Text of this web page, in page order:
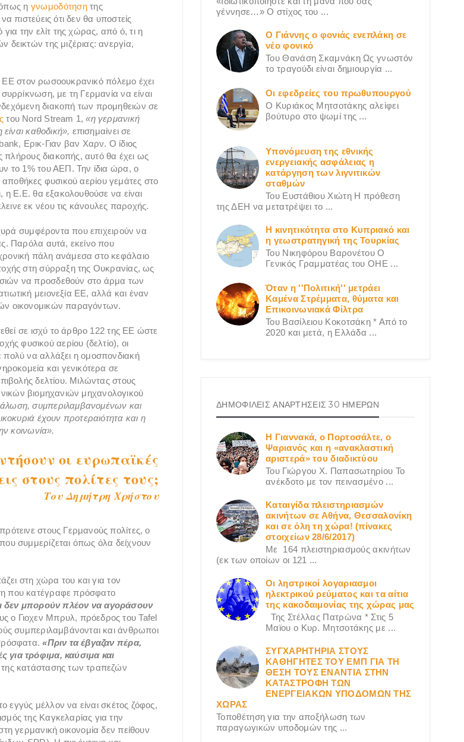
η γνωμοδότηση της
πιστεύεις ότι δεν θα υποστείς
την ελίτ της χώρας, από ό, τι η
της μιζέριας: ανεργία,
ΕΕ στον ρωσοουκρανικό πόλεμο έχει
με τη Γερμανία να είναι
διακοπή των προμηθειών σε
του Nord Stream 1,«η γερμανική
καθοδική», επισημαίνει σε
Ερικ-Γιαν βαν Χαρν. O ίδιος
πλήρους διακοπής, αυτό θα έχει ως
το 1% του ΑΕΠ. Την ίδια ώρα, ο
αποθήκες φυσικού αερίου γεμάτες στο
η Ε.Ε. θα εξακολουθούσε να είναι
εκ νέου τις κάνουλες παροχής.
συμφέροντα που επιχειρούν να
Παρόλα αυτά, εκείνο που
πάλη ανάμεσα στο κεφάλαιο
στη σύρραξη της Ουκρανίας, ως
να προσδεθούν στο άρμα των
μειονεξία ΕΕ, αλλά και έναν
οικονομικών παραγόντων.
σε ισχύ το άρθρο 122 της ΕΕ ώστε
φυσικού αερίου (δελτίο), οι
πολύ να αλλάξει η ομοσπονδιακή
και γενικότερα σε
δελτίου. Μιλώντας στους
βιομηχανιών μηχανολογικού
συμπεριλαμβανομένων και
έχουν προτεραιότητα και η
κοινωνία».
οι ευρωπαϊκές
στους πολίτες τους;
Του Δημήτρη Χρήστου
στους Γερμανούς πολίτες, ο
συμμερίζεται όπως όλα δείχνουν
στη χώρα του και για τον
που κατέγραφε πρόσφατο
δεν μπορούν πλέον να αγοράσουν
ο Γιοχεν Μπρυλ, πρόεδρος του Tafel
συμπεριλαμβάνονται και άνθρωποι
«Πριν τα έβγαζαν πέρα,
για τρόφιμα, καύσιμα και
κατάστασης των τραπεζών
εγγύς μέλλον να είναι σκέτος ζόφος,
της Καγκελαρίας για την
γερμανική οικονομία δεν πείθουν
γέννησε…» Ο στίχος του ...
Ο Γιάννης ο φονιάς ενεπλάκη σε
νέο φονικό
Του Θανάση Σκαμνάκη Ως γνωστόν
το τραγούδι είναι δημιουργία ...
Οι εφεδρείες του πρωθυπουργού
Ο Κυριάκος Μητσοτάκης αλείφει
βούτυρο στο ψωμί της ...
Υπονόμευση της εθνικής
ενεργειακής ασφάλειας η
κατάργηση των λιγνιτικών
σταθμών
Του Ευστάθιου Χιώτη Η πρόθεση
της ΔΕΗ να μετατρέψει το ...
Η κινητικότητα στο Κυπριακό και
η γεωστρατηγική της Τουρκίας
Του Νικηφόρου Βαρονέτου Ο
Γενικός Γραμματέας του ΟΗΕ ...
Όταν η ''Πολιτική'' μετράει
Καμένα Στρέμματα, θύματα και
Επικοινωνιακά Φίλτρα
Του Βασίλειου Κοκοτσάκη * Από το
2020 και μετά, η Ελλάδα ...
ΔΗΜΟΦΙΛΕΙΣ ΑΝΑΡΤΗΣΕΙΣ 30 ΗΜΕΡΩΝ
Η Γιαννακά, ο Πορτοσάλτε, ο
Ψαριανός και η «ανακλαστική
αριστερά» του διαδικτύου
Του Γιώργου X. Παπασωτηρίου Το
ανέκδοτο με τον πεινασμένο ...
Καταιγίδα πλειστηριασμών
ακινήτων σε Αθήνα, Θεσσαλονίκη
και σε όλη τη χώρα! (πίνακες
στοιχείων 28/6/2017)
Με 164 πλειστηριασμούς ακινήτων
(εκ των οποίων οι 121 ...
Οι ληστρικοί λογαριασμοι
ηλεκτρικού ρεύματος και τα αίτια
της κακοδαιμονίας της χώρας μας
Της Στέλλας Πατρώνα * Στις 5
Μαϊου ο Κυρ. Μητσοτάκης με ...
ΣΥΓΧΑΡΗΤΗΡΙΑ ΣΤΟΥΣ
ΚΑΘΗΓΗΤΕΣ ΤΟΥ ΕΜΠ ΓΙΑ ΤΗ
ΘΕΣΗ ΤΟΥΣ ΕΝΑΝΤΙΑ ΣΤΗΝ
ΚΑΤΑΣΤΡΟΦΗ ΤΩΝ
ΕΝΕΡΓΕΙΑΚΩΝ ΥΠΟΔΟΜΩΝ ΤΗΣ
ΧΩΡΑΣ
Τοποθέτηση για την αποξήλωση των
παραγωγικών υποδομών της ...